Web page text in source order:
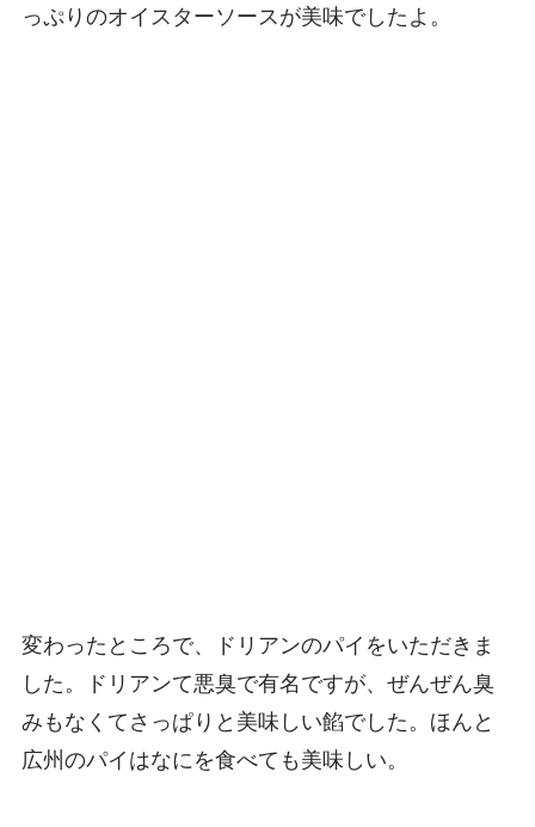
っぷりのオイスターソースが美味でしたよ。
変わったところで、ドリアンのパイをいただきま
した。ドリアンて悪臭で有名ですが、ぜんぜん臭
みもなくてさっぱりと美味しい餡でした。ほんと
広州のパイはなにを食べても美味しい。